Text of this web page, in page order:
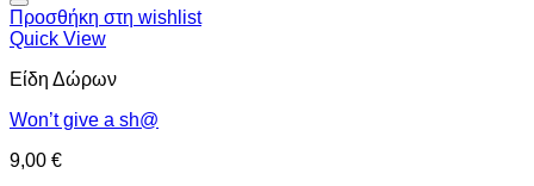
Προσθήκη στη wishlist
Quick View
Είδη Δώρων
Won’t give a sh@
9,00 €